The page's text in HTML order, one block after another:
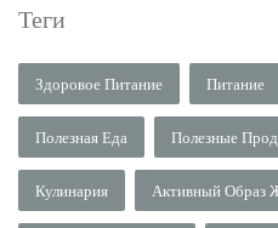
Теги
Здоровое Питание Питание
Полезная Еда Полезные
Кулинария Активный Образ